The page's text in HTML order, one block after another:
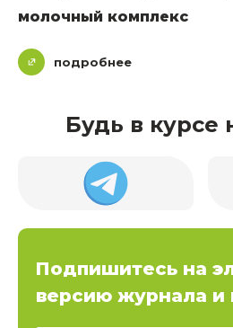
молочный комплекс
подробнее
Будь в курсе
Подпишитесь на
версию журнала и